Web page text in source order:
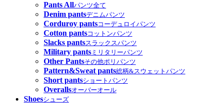
Pants Allパンツ全て
Denim pantsデニムパンツ
Corduroy pantsコーデュロイパンツ
Cotton pantsコットンパンツ
Slacks pantsスラックスパンツ
Military pants ミリタリーパンツ
Other Pantsその他ポリパンツ
Pattern&Sweat pants総柄&スウェットパンツ
Short pantsショートパンツ
Overallsオーバーオール
Shoesシューズ